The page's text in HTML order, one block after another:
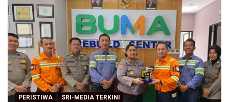
PERISTIWA SRI-MEDIA TERKINI